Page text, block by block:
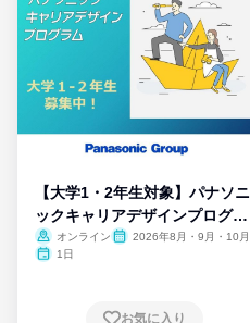
【大学1・2年生対象】パナソニ
ックキャリアデザインプログラ
ム
オンライン
2026年8月・9月・10月
1日
お気に入り